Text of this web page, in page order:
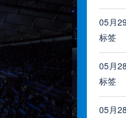
标签
标签